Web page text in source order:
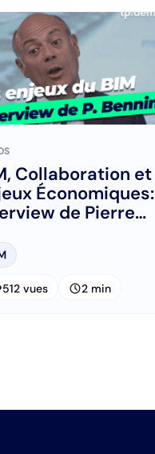
Collaboration et
Économiques:
de Pierre
512 vues schedule2 min